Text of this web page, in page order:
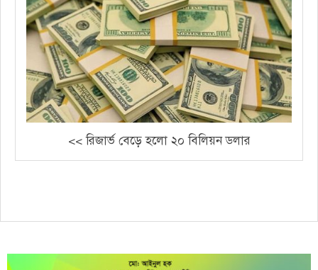
<< রিজার্ভ বেড়ে হলো ২০ বিলিয়ন ডলার